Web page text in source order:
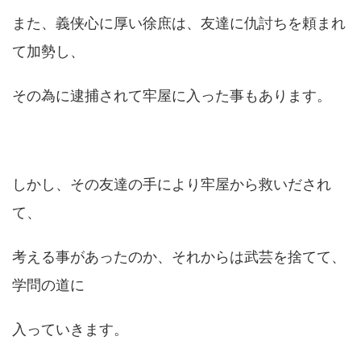
また、義侠心に厚い徐庶は、友達に仇討ちを頼まれ
て加勢し、
その為に逮捕されて牢屋に入った事もあります。
しかし、その友達の手により牢屋から救いだされ
て、
考える事があったのか、それからは武芸を捨てて、
学問の道に
入っていきます。